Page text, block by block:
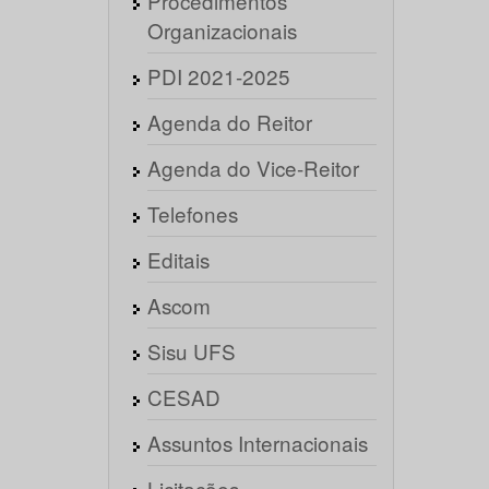
Organizacionais
PDI 2021-2025
Agenda do Reitor
Agenda do Vice-Reitor
Telefones
Editais
Ascom
Sisu UFS
CESAD
Assuntos Internacionais